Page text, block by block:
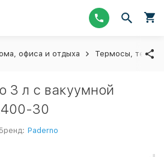
офиса и отдыха Термосы,
3 л с вакуумной
30
Бренд: Paderno